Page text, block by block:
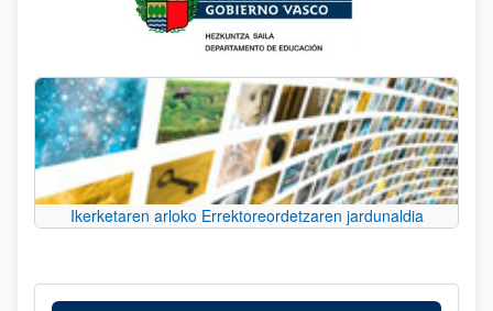
Ikerketaren arloko Errektoreordetzaren jardunaldia